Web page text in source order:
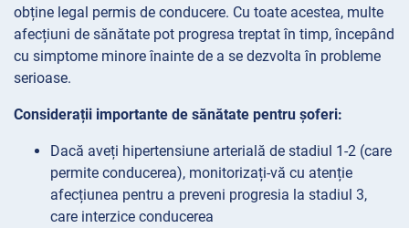
obține legal permis de conducere. Cu toate acestea, multe
afecțiuni de sănătate pot progresa treptat în timp, începând
cu simptome minore înainte de a se dezvolta în probleme
serioase.
Considerații importante de sănătate pentru șoferi:
Dacă aveți hipertensiune arterială de stadiul 1-2 (care
permite conducerea), monitorizați-vă cu atenție
afecțiunea pentru a preveni progresia la stadiul 3,
care interzice conducerea